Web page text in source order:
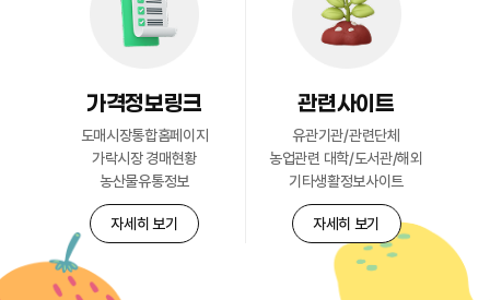
가격정보링크
도매시장통합홈페이지
가락시장 경매현황
농산물유통정보
자세히 보기
관련사이트
유관기관/관련단체
농업관련 대학/도서관/해외
기타생활정보사이트
자세히 보기